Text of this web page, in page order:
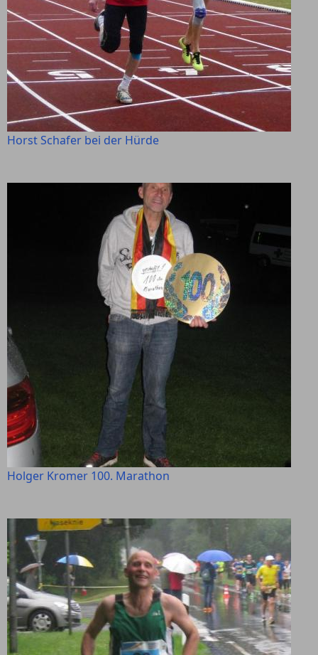
Horst Schafer bei der Hürde
Holger Kromer 100. Marathon